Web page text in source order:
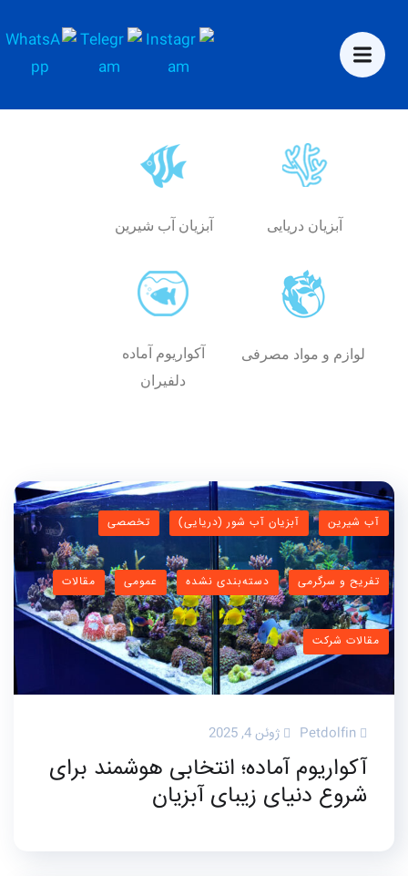
آبزیان دریایی آبزیان آب شیرین
لوازم و مواد مصرفی
آکواریوم آماده
دلفیران
آب شیرین آبزیان آب شور (دریایی) تخصصی
تفریح و سرگرمی دسته‌بندی نشده عمومی مقالات
مقالات شرکت
Petdolfin ژوئن 4, 2025
آکواریوم آماده؛ انتخابی هوشمند برای
شروع دنیای زیبای آبزیان